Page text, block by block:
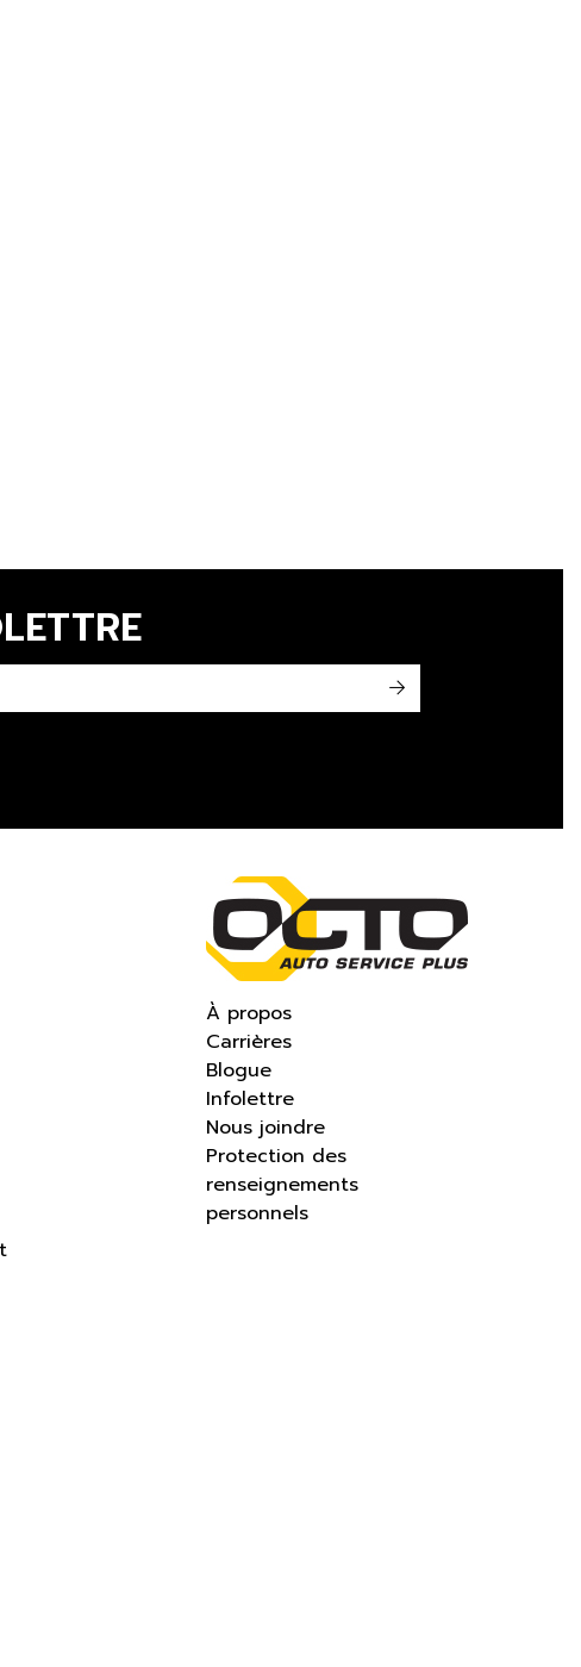
->
À propos
Carrières
Blogue
Infolettre
Nous joindre
Protection des
renseignements
personnels